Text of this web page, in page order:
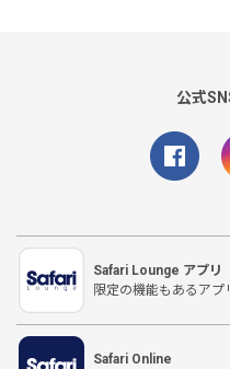
公式
Safari Lounge アプリ
限定の機能もあるア
Safari Online